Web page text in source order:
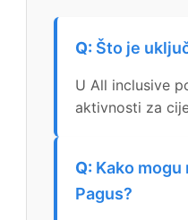
Što je
U All inclusive
aktivnosti za
Kako
Pagus?